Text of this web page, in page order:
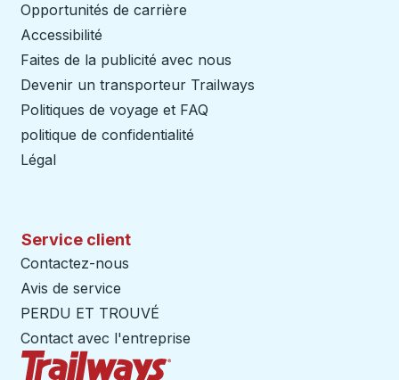
Opportunités de carrière
Accessibilité
Faites de la publicité avec nous
Devenir un transporteur Trailways
Politiques de voyage et FAQ
politique de confidentialité
Légal
Service client
Contactez-nous
Avis de service
PERDU ET TROUVÉ
Contact avec l'entreprise